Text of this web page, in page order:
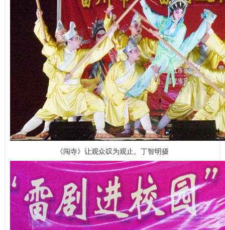
《闯寺》让观众叹为观止。丁智明摄